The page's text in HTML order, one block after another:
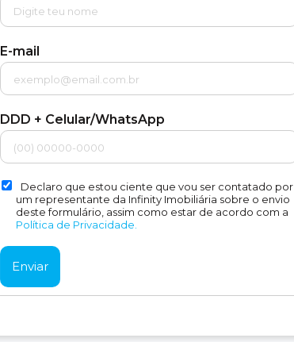
E-mail
DDD + Celular/WhatsApp
Declaro que estou ciente que vou ser contatado por
um representante da Infinity Imobiliária sobre o envio
deste formulário, assim como estar de acordo com a
Política de Privacidade.